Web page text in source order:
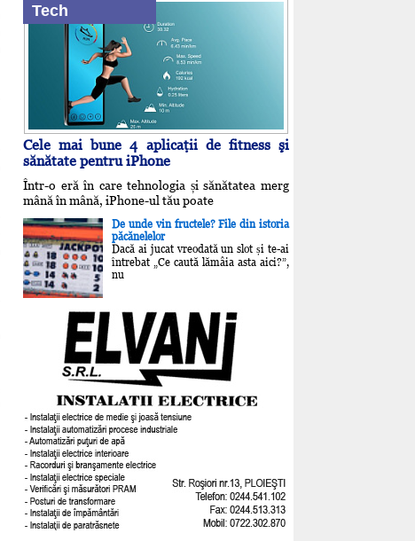
Tech
Cele mai bune 4 aplicaţii de fitness şi
sănătate pentru iPhone
Într-o eră în care tehnologia și sănătatea merg
mână în mână, iPhone-ul tău poate
De unde vin fructele? File din istoria
păcănelelor
Dacă ai jucat vreodată un slot și te-ai
întrebat „Ce caută lămâia asta aici?”,
nu